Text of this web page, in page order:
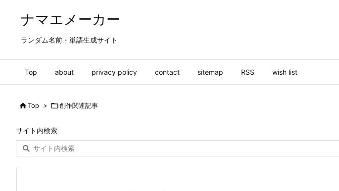
ナマエメーカー
ランダム名前・単語生成サイト
Top about privacy policy contact sitemap RSS wish list
Top > 創作関連記事
サイト内検索